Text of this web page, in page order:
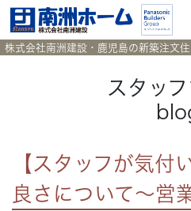
HOME
株式会社南洲建設・鹿児島の新築注文
スタッ
【スタッフが気付
良さについて～営